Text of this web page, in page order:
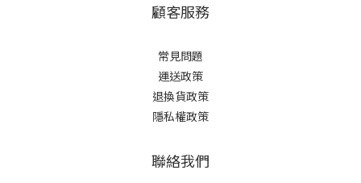
顧客服務
常見問題
運送政策
退換貨政策
隱私權政策
聯絡我們